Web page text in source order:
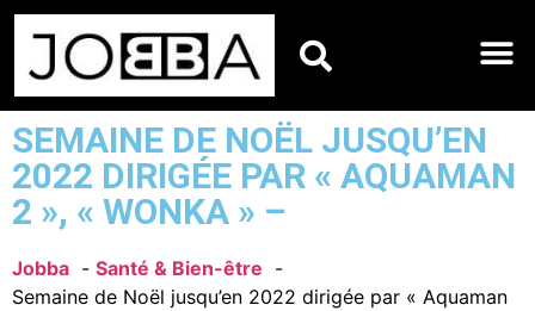
SEMAINE DE NOËL JUSQU’EN
2022 DIRIGÉE PAR « AQUAMAN
2 », « WONKA » –
Jobba
Santé & Bien-être
Semaine de Noël jusqu’en 2022 dirigée par « Aquaman